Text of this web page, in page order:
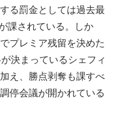
る罰金としては過去最
課されている。しか
プレミア残留を決めた
決まっているシェフィ
え、勝点剥奪も課すべ
停会議が開かれている